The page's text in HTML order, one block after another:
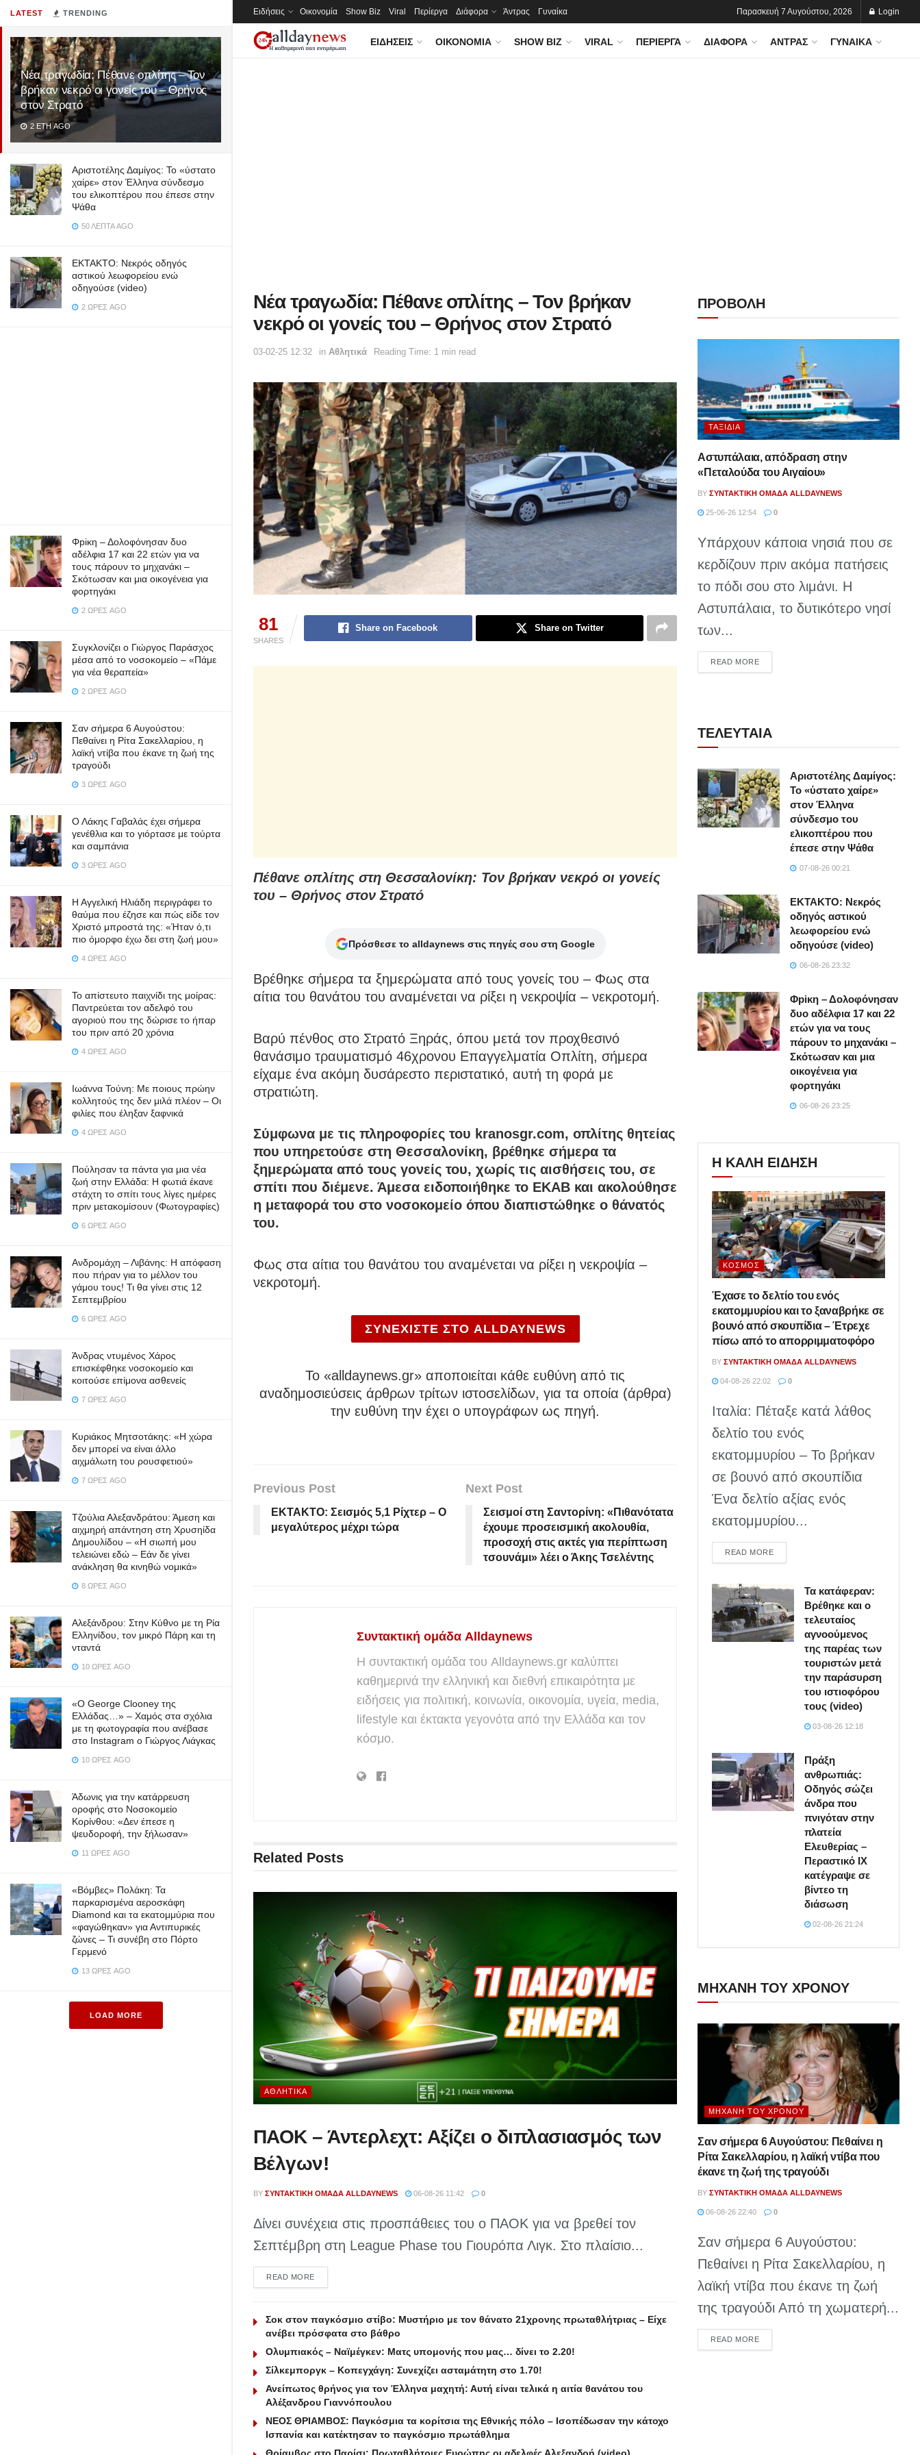
LATEST TRENDING
Νέα τραγωδία: Πέθανε οπλίτης – Τον
βρήκαν νεκρό οι γονείς του – Θρήνος
στον Στρατό
2 ΈΤΗ AGO
Αριστοτέλης Δαμίγος: Το «ύστατο
χαίρε» στον Έλληνα σύνδεσμο
του ελικοπτέρου που έπεσε στην
Ψάθα
50 ΛΕΠΤΆ AGO
ΕΚΤΑΚΤΟ: Νεκρός οδηγός
αστικού λεωφορείου ενώ
οδηγούσε (video)
2 ΏΡΕΣ AGO
Φpiκη – Δολοφόνησαν δυο
αδέλφια 17 και 22 ετών για να
τους πάρουν το μηχανάκι –
Σκότωσαν και μια οικογένεια για
φορτηγάκι
2 ΏΡΕΣ AGO
Συγκλονίζει ο Γιώργος Παράσχος
μέσα από το νοσοκομείο – «Πάμε
για νέα θεραπεία»
2 ΏΡΕΣ AGO
Σαν σήμερα 6 Αυγούστου:
Πεθαίνει η Ρίτα Σακελλαρίου, η
λαϊκή ντίβα που έκανε τη ζωή της
τραγούδι
3 ΏΡΕΣ AGO
Ο Λάκης Γαβαλάς έχει σήμερα
γενέθλια και το γιόρτασε με τούρτα
και σαμπάνια
3 ΏΡΕΣ AGO
Η Αγγελική Ηλιάδη περιγράφει το
θαύμα που έζησε και πώς είδε τον
Χριστό μπροστά της: «Ήταν ό,τι
πιο όμορφο έχω δει στη ζωή μου»
4 ΏΡΕΣ AGO
Το απίστευτο παιχνίδι της μοίρας:
Παντρεύεται τον αδελφό του
αγοριού που της δώρισε το ήπαρ
του πριν από 20 χρόνια
4 ΏΡΕΣ AGO
Ιωάννα Τούνη: Με ποιους πρώην
κολλητούς της δεν μιλά πλέον – Οι
φιλίες που έληξαν ξαφνικά
4 ΏΡΕΣ AGO
Πούλησαν τα πάντα για μια νέα
ζωή στην Ελλάδα: Η φωτιά έκανε
στάχτη το σπίτι τους λίγες ημέρες
πριν μετακομίσουν (Φωτογραφίες)
6 ΏΡΕΣ AGO
Ανδρομάχη – Λιβάνης: Η απόφαση
που πήραν για το μέλλον του
γάμου τους! Τι θα γίνει στις 12
Σεπτεμβρίου
6 ΏΡΕΣ AGO
Άνδρας ντυμένος Χάρος
επισκέφθηκε νοσοκομείο και
κοιτούσε επίμονα ασθενείς
7 ΏΡΕΣ AGO
Κυριάκος Μητσοτάκης: «Η χώρα
δεν μπορεί να είναι άλλο
αιχμάλωτη του ρουσφετιού»
7 ΏΡΕΣ AGO
Τζούλια Αλεξανδράτου: Άμεση και
αιχμηρή απάντηση στη Χρυσηίδα
Δημουλίδου – «Η σιωπή μου
τελειώνει εδώ – Εάν δε γίνει
ανάκληση θα κινηθώ νομικά»
8 ΏΡΕΣ AGO
Αλεξάνδρου: Στην Κύθνο με τη Ρία
Ελληνίδου, τον μικρό Πάρη και τη
νταντά
10 ΏΡΕΣ AGO
«Ο George Clooney της
Ελλάδας…» – Χαμός στα σχόλια
με τη φωτογραφία που ανέβασε
στο Instagram ο Γιώργος Λιάγκας
10 ΏΡΕΣ AGO
Άδωνις για την κατάρρευση
οροφής στο Νοσοκομείο
Κορίνθου: «Δεν έπεσε η
ψευδοροφή, την ξήλωσαν»
11 ΏΡΕΣ AGO
«Βόμβες» Πολάκη: Τα
παρκαρισμένα αεροσκάφη
Diamond και τα εκατομμύρια που
«φαγώθηκαν» για Αντιπυρικές
ζώνες – Τι συνέβη στο Πόρτο
Γερμενό
13 ΏΡΕΣ AGO
LOAD MORE
Ειδήσεις Οικονομία Show Biz Viral Περίεργα Διάφορα Άντρας Γυναίκα Παρασκευή 7 Αυγούστου, 2026 Login
ΕΙΔΉΣΕΙΣ ΟΙΚΟΝΟΜΊΑ SHOW BIZ VIRAL ΠΕΡΊΕΡΓΑ ΔΙΆΦΟΡΑ ΆΝΤΡΑΣ ΓΥΝΑΊΚΑ
Νέα τραγωδία: Πέθανε οπλίτης – Τον βρήκαν
νεκρό οι γονείς του – Θρήνος στον Στρατό
03-02-25 12:32 in Αθλητικά Reading Time: 1 min read
81
SHARES
Share on Facebook Share on Twitter
Πέθανε οπλίτης στη Θεσσαλονίκη: Τον βρήκαν νεκρό οι γονείς
του – Θρήνος στον Στρατό
Πρόσθεσε το alldaynews στις πηγές σου στη Google
Βρέθηκε σήμερα τα ξημερώματα από τους γονείς του – Φως στα
αίτια του θανάτου του αναμένεται να ρίξει η νεκροψία – νεκροτομή.
Βαρύ πένθος στο Στρατό Ξηράς, όπου μετά τον προχθεσινό
θανάσιμο τραυματισμό 46χρονου Επαγγελματία Οπλίτη, σήμερα
είχαμε ένα ακόμη δυσάρεστο περιστατικό, αυτή τη φορά με
στρατιώτη.
Σύμφωνα με τις πληροφορίες του kranosgr.com, οπλίτης θητείας
που υπηρετούσε στη Θεσσαλονίκη, βρέθηκε σήμερα τα
ξημερώματα από τους γονείς του, χωρίς τις αισθήσεις του, σε
σπίτι που διέμενε. Άμεσα ειδοποιήθηκε το ΕΚΑΒ και ακολούθησε
η μεταφορά του στο νοσοκομείο όπου διαπιστώθηκε ο θάνατός
του.
Φως στα αίτια του θανάτου του αναμένεται να ρίξει η νεκροψία –
νεκροτομή.
ΣΥΝΕΧΙΣΤΕ ΣΤΟ ALLDAYNEWS
To «alldaynews.gr» αποποιείται κάθε ευθύνη από τις
αναδημοσιεύσεις άρθρων τρίτων ιστοσελίδων, για τα οποία (άρθρα)
την ευθύνη την έχει ο υπογράφων ως πηγή.
Previous Post
ΕΚΤΑΚΤΟ: Σεισμός 5,1 Ρίχτερ – Ο
μεγαλύτερος μέχρι τώρα
Next Post
Σεισμοί στη Σαντορίνη: «Πιθανότατα
έχουμε προσεισμική ακολουθία,
προσοχή στις ακτές για περίπτωση
τσουνάμι» λέει ο Άκης Τσελέντης
Συντακτική ομάδα Alldaynews
Η συντακτική ομάδα του Alldaynews.gr καλύπτει
καθημερινά την ελληνική και διεθνή επικαιρότητα με
ειδήσεις για πολιτική, κοινωνία, οικονομία, υγεία, media,
lifestyle και έκτακτα γεγονότα από την Ελλάδα και τον
κόσμο.
Related Posts
ΑΘΛΗΤΙΚΆ
ΠΑΟΚ – Άντερλεχτ: Αξίζει ο διπλασιασμός των
Βέλγων!
BY ΣΥΝΤΑΚΤΙΚΉ ΟΜΆΔΑ ALLDAYNEWS 06-08-26 11:42 0
Δίνει συνέχεια στις προσπάθειες του ο ΠΑΟΚ για να βρεθεί τον
Σεπτέμβρη στη League Phase του Γιουρόπα Λιγκ. Στο πλαίσιο...
READ MOREDETAILS
Σοκ στον παγκόσμιο στίβο: Μυστήριο με τον θάνατο 21χρονης πρωταθλήτριας – Είχε
ανέβει πρόσφατα στο βάθρο
Ολυμπιακός – Ναϊμέγκεν: Ματς υπομονής που μας… δίνει το 2.20!
Σίλκεμποργκ – Κοπεγχάγη: Συνεχίζει ασταμάτητη στο 1.70!
Ανείπωτος θρήνος για τον Έλληνα μαχητή: Αυτή είναι τελικά η αιτία θανάτου του
Αλέξανδρου Γιαννόπουλου
ΝΕΟΣ ΘΡΙΑΜΒΟΣ: Παγκόσμια τα κορίτσια της Εθνικής πόλο – Ισοπέδωσαν την κάτοχο
Ισπανία και κατέκτησαν το παγκόσμιο πρωτάθλημα
Θρίαμβος στο Παρίσι: Πρωταθλήτριες Ευρώπης οι αδελφές Αλεξανδρή (video)
ΠΡΟΒΟΛΗ
ΤΑΞΊΔΙΑ
Αστυπάλαια, απόδραση στην
«Πεταλούδα του Αιγαίου»
BY ΣΥΝΤΑΚΤΙΚΉ ΟΜΆΔΑ ALLDAYNEWS
25-06-26 12:54 0
Υπάρχουν κάποια νησιά που σε
κερδίζουν πριν ακόμα πατήσεις
το πόδι σου στο λιμάνι. Η
Αστυπάλαια, το δυτικότερο νησί
των...
READ MOREDETAILS
ΤΕΛΕΥΤΑΙΑ
Αριστοτέλης Δαμίγος:
Το «ύστατο χαίρε»
στον Έλληνα
σύνδεσμο του
ελικοπτέρου που
έπεσε στην Ψάθα
07-08-26 00:21
ΕΚΤΑΚΤΟ: Νεκρός
οδηγός αστικού
λεωφορείου ενώ
οδηγούσε (video)
06-08-26 23:32
Φpiκη – Δολοφόνησαν
δυο αδέλφια 17 και 22
ετών για να τους
πάρουν το μηχανάκι –
Σκότωσαν και μια
οικογένεια για
φορτηγάκι
06-08-26 23:25
Η ΚΑΛΗ ΕΙΔΗΣΗ
ΚΌΣΜΟΣ
Έχασε το δελτίο του ενός
εκατομμυρίου και το ξαναβρήκε σε
βουνό από σκουπίδια – Έτρεχε
πίσω από το απορριμματοφόρο
BY ΣΥΝΤΑΚΤΙΚΉ ΟΜΆΔΑ ALLDAYNEWS
04-08-26 22:02 0
Ιταλία: Πέταξε κατά λάθος
δελτίο του ενός
εκατομμυρίου – Το βρήκαν
σε βουνό από σκουπίδια
Ένα δελτίο αξίας ενός
εκατομμυρίου...
READ MOREDETAILS
Τα κατάφεραν:
Βρέθηκε και ο
τελευταίος
αγνοούμενος
της παρέας των
τουριστών μετά
την παράσυρση
του ιστιοφόρου
τους (video)
03-08-26 12:18
Πράξη
ανθρωπιάς:
Οδηγός σώζει
άνδρα που
πνιγόταν στην
πλατεία
Ελευθερίας –
Περαστικό ΙΧ
κατέγραψε σε
βίντεο τη
διάσωση
02-08-26 21:24
ΜΗΧΑΝΗ ΤΟΥ ΧΡΟΝΟΥ
ΜΗΧΑΝΉ ΤΟΥ ΧΡΌΝΟΥ
Σαν σήμερα 6 Αυγούστου: Πεθαίνει η
Ρίτα Σακελλαρίου, η λαϊκή ντίβα που
έκανε τη ζωή της τραγούδι
BY ΣΥΝΤΑΚΤΙΚΉ ΟΜΆΔΑ ALLDAYNEWS
06-08-26 22:40 0
Σαν σήμερα 6 Αυγούστου:
Πεθαίνει η Ρίτα Σακελλαρίου, η
λαϊκή ντίβα που έκανε τη ζωή
της τραγούδι Από τη χωματερή...
READ MOREDETAILS